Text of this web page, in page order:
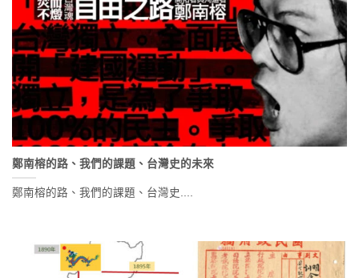
鄭南榕的路、我們的課題、台灣史的未來
鄭南榕的路、我們的課題、台灣史....